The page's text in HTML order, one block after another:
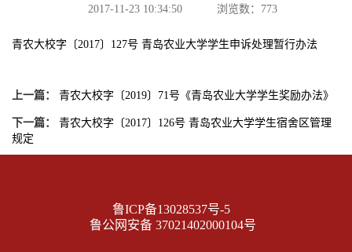
2017-11-23 10:34:50 浏览数： 773
青农大校字〔2017〕127号 青岛农业大学学生申诉处理暂行办法
上一篇： 青农大校字〔2019〕71号《青岛农业大学学生奖励办法》
下一篇：
青农大校字〔2017〕126号 青岛农业大学学生宿舍区管理
规定
鲁ICP备13028537号-5
鲁公网安备 37021402000104号